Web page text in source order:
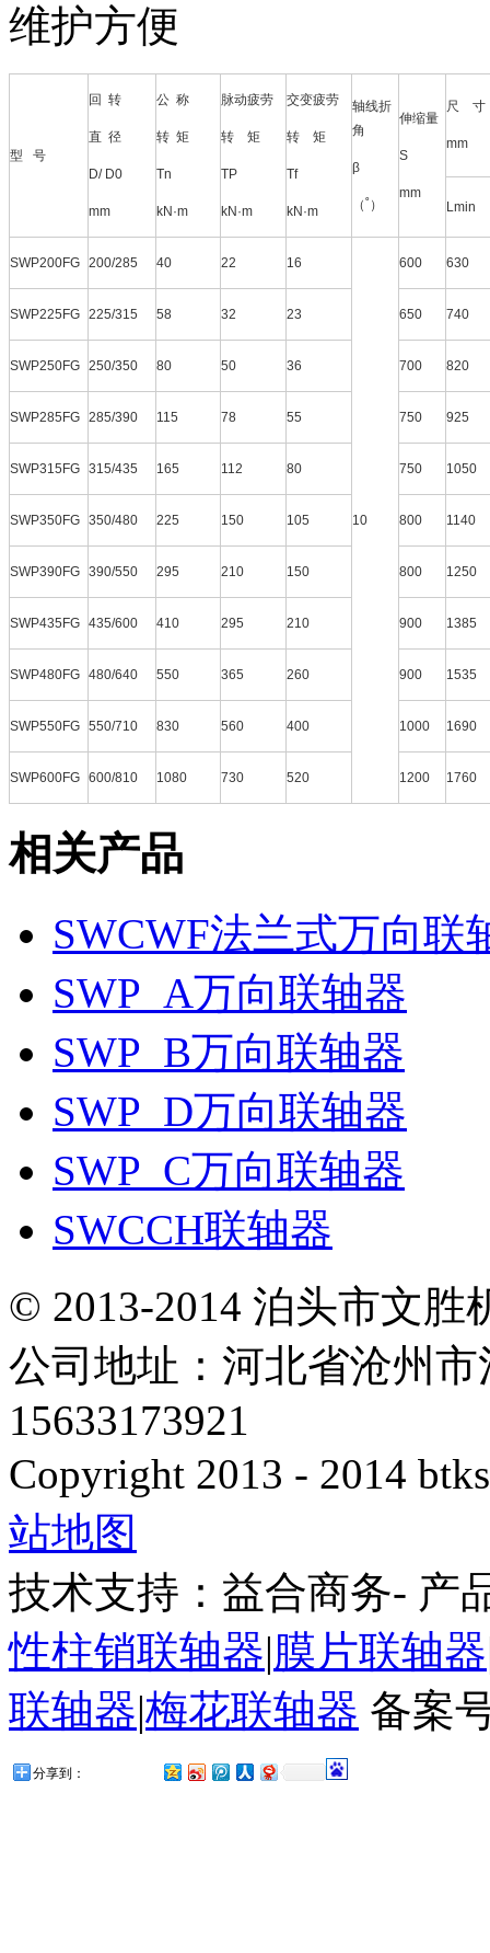
维护方便
型 号
回 转
直 径
D/ D0
mm
公 称
转 矩
Tn
kN·m
脉动疲劳
转 矩
TP
kN·m
交变疲劳
转 矩
Tf
kN·m
轴线折
角
β
（˚）
伸缩量
S
mm
尺 寸
mm
Lmin
SWP200FG 200/285 40 22 16
10
600 630
SWP225FG 225/315 58 32 23 650 740
SWP250FG 250/350 80 50 36 700 820
SWP285FG 285/390 115 78 55 750 925
SWP315FG 315/435 165 112 80 750 1050
SWP350FG 350/480 225 150 105 800 1140
SWP390FG 390/550 295 210 150 800 1250
SWP435FG 435/600 410 295 210 900 1385
SWP480FG 480/640 550 365 260 900 1535
SWP550FG 550/710 830 560 400 1000 1690
SWP600FG 600/810 1080 730 520 1200 1760
相关产品
SWCWF法兰式万向联
SWP_A万向联轴器
SWP_B万向联轴器
SWP_D万向联轴器
SWP_C万向联轴器
SWCCH联轴器
© 2013-2014 泊头市文胜
公司地址：河北省沧州
15633173921
Copyright 2013 - 2014
站地图
技术支持：益合商务- 产
性柱销联轴器|膜片联轴器
联轴器|梅花联轴器 备案
分享到：